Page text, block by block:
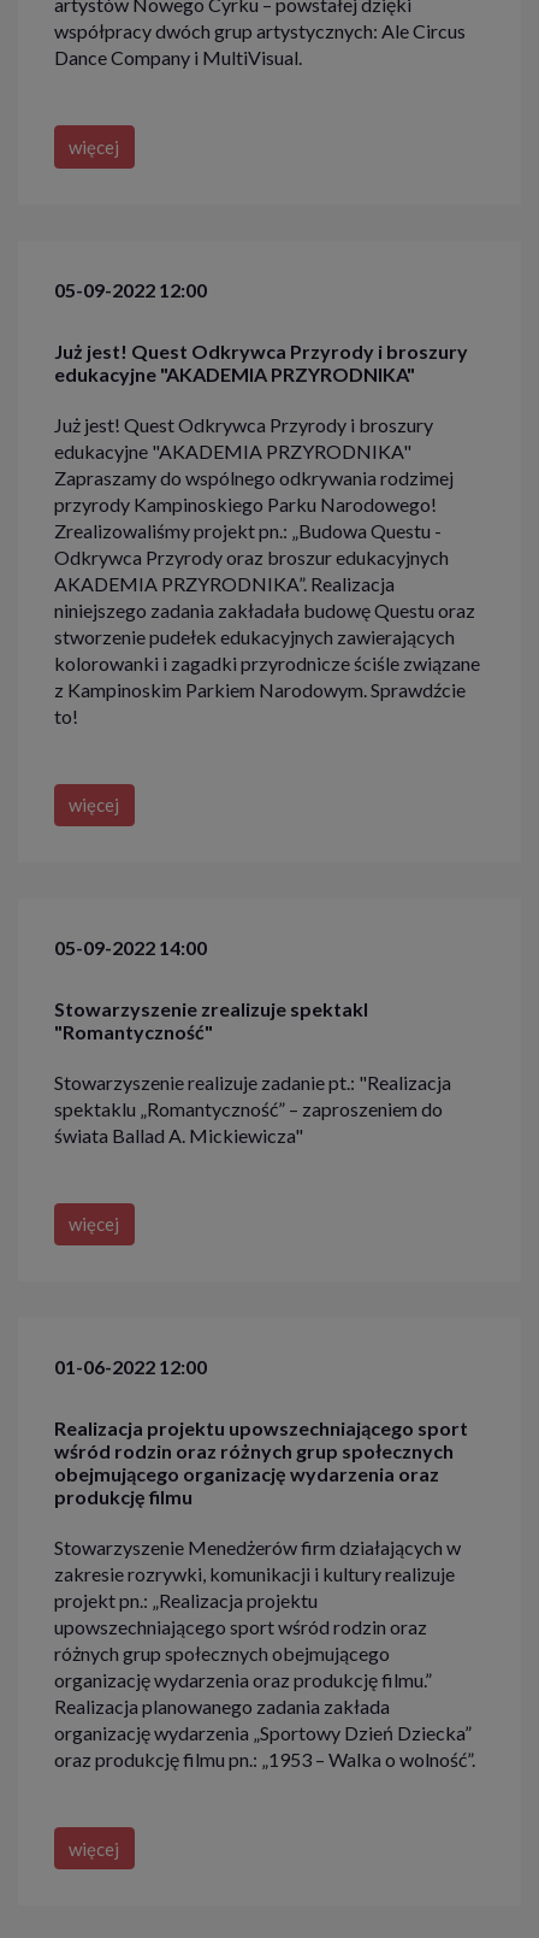
współpracy dwóch grup artystycznych: Ale Circus
Dance Company i MultiVisual.
więcej
05-09-2022 12:00
Już jest! Quest Odkrywca Przyrody i broszury
edukacyjne "AKADEMIA PRZYRODNIKA"
Już jest! Quest Odkrywca Przyrody i broszury
edukacyjne "AKADEMIA PRZYRODNIKA"
Zapraszamy do wspólnego odkrywania rodzimej
przyrody Kampinoskiego Parku Narodowego!
Zrealizowaliśmy projekt pn.: „Budowa Questu -
Odkrywca Przyrody oraz broszur edukacyjnych
AKADEMIA PRZYRODNIKA”. Realizacja
niniejszego zadania zakładała budowę Questu oraz
stworzenie pudełek edukacyjnych zawierających
kolorowanki i zagadki przyrodnicze ściśle związane
z Kampinoskim Parkiem Narodowym. Sprawdźcie
to!
więcej
05-09-2022 14:00
Stowarzyszenie zrealizuje spektakl
"Romantyczność"
Stowarzyszenie realizuje zadanie pt.: "Realizacja
spektaklu „Romantyczność” – zaproszeniem do
świata Ballad A. Mickiewicza"
więcej
01-06-2022 12:00
Realizacja projektu upowszechniającego sport
wśród rodzin oraz różnych grup społecznych
obejmującego organizację wydarzenia oraz
produkcję filmu
Stowarzyszenie Menedżerów firm działających w
zakresie rozrywki, komunikacji i kultury realizuje
projekt pn.: „Realizacja projektu
upowszechniającego sport wśród rodzin oraz
różnych grup społecznych obejmującego
organizację wydarzenia oraz produkcję filmu.”
Realizacja planowanego zadania zakłada
organizację wydarzenia „Sportowy Dzień Dziecka”
oraz produkcję filmu pn.: „1953 – Walka o wolność”.
więcej